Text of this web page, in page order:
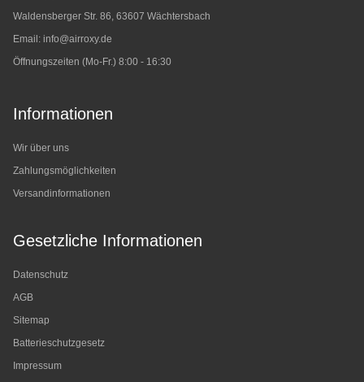
Waldensberger Str. 86, 63607 Wächtersbach
Email: info@airroxy.de
Öffnungszeiten (Mo-Fr.) 8:00 - 16:30
Informationen
Wir über uns
Zahlungsmöglichkeiten
Versandinformationen
Gesetzliche Informationen
Datenschutz
AGB
Sitemap
Batterieschutzgesetz
Impressum